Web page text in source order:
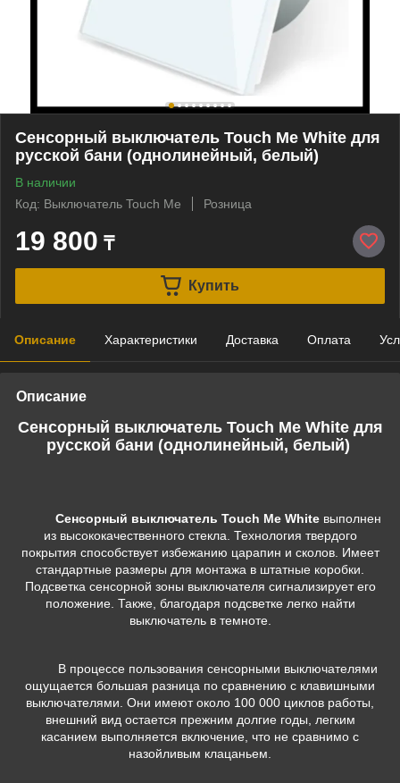
Сенсорный выключатель Touch Me White для
русской бани (однолинейный, белый)
В наличии
Код: Выключатель Touch Me
Розница
19 800 ₸
Купить
Описание Характеристики Доставка Оплата
Описание
Сенсорный выключатель Touch Me White для
русской бани (однолинейный, белый)
Сенсорный выключатель Touch Me White выполнен
из высококачественного стекла. Технология твердого
покрытия способствует избежанию царапин и сколов. Имеет
стандартные размеры для монтажа в штатные коробки.
Подсветка сенсорной зоны выключателя сигнализирует его
положение. Также, благодаря подсветке легко найти
выключатель в темноте.
В процессе пользования сенсорными выключателями
ощущается большая разница по сравнению с клавишными
выключателями. Они имеют около 100 000 циклов работы,
внешний вид остается прежним долгие годы, легким
касанием выполняется включение, что не сравнимо с
назойливым клацаньем.